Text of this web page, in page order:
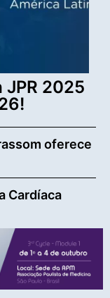
2025
oferece
Cardíaca